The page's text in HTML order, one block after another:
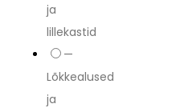
ja
lillekastid
—
Lõkkealused
ja